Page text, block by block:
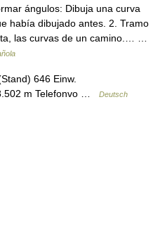
ángulos: Dibuja una curva
había dibujado antes. 2. Tramo
las curvas de un camino.… …
646 Einw.
m Telefonvo …
Deutsch